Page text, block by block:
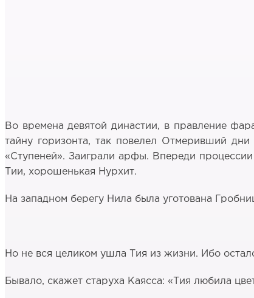
Во времена девятой династии, в правление
тайну горизонта, так повелел Отмеривший
«Ступеней». Заиграли арфы. Впереди
Тии, хорошенькая Нурхит.
На западном берегу Нила была уготована
Но не вся целиком ушла Тия из жизни. Ибо
Бывало, скажет старуха Каясса: «Тия любила